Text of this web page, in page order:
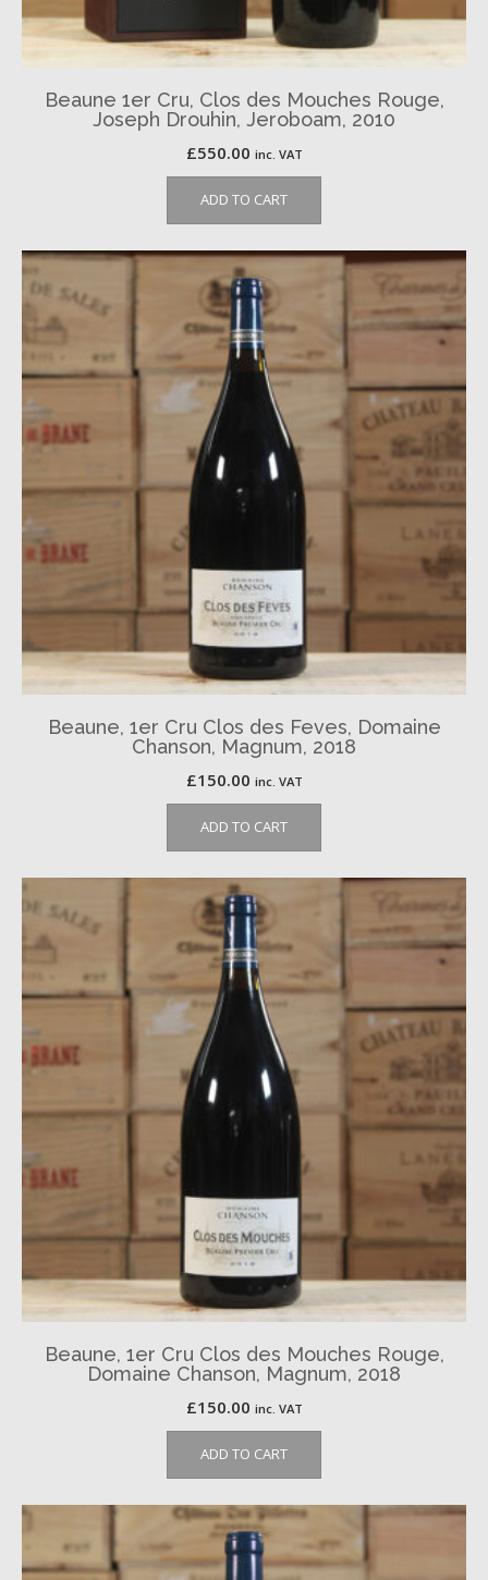
Beaune 1er Cru, Clos des Mouches Rouge,
Joseph Drouhin, Jeroboam, 2010
£550.00 inc. VAT
ADD TO CART
Beaune, 1er Cru Clos des Feves, Domaine
Chanson, Magnum, 2018
£150.00 inc. VAT
ADD TO CART
Beaune, 1er Cru Clos des Mouches Rouge,
Domaine Chanson, Magnum, 2018
£150.00 inc. VAT
ADD TO CART